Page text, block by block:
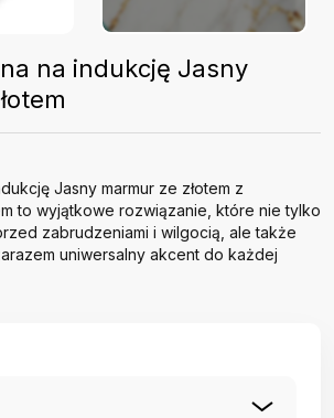
na indukcję Jasny
Jasny marmur ze złotem z
to wyjątkowe rozwiązanie, które nie tylko
zabrudzeniami i wilgocią, ale także
uniwersalny akcent do każdej